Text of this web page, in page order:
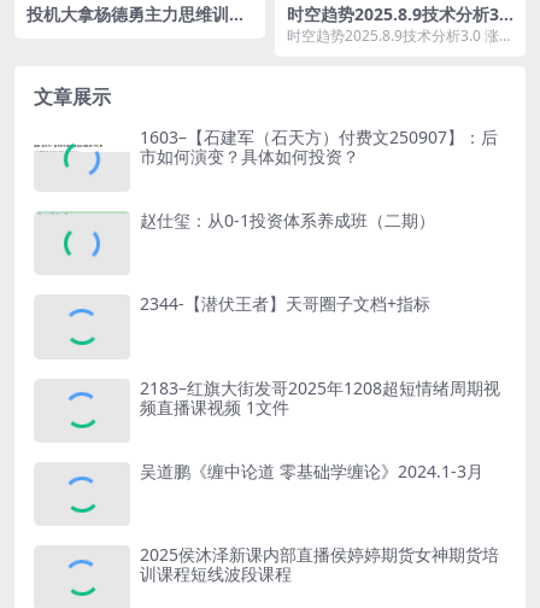
投机大拿杨德勇主力思维训练
时空趋势2025.8.9技术分析3.0
涨跌幅限制公式编写 1视频
时空趋势2025.8.9技术分析3.0 涨跌
文章展示
1603–【石建军（石天方）付费文250907】：后
市如何演变？具体如何投资？
赵仕玺：从0-1投资体系养成班（二期）
2344-【潜伏王者】天哥圈子文档+指标
2183–红旗大街发哥2025年1208超短情绪周期视
频直播课视频 1文件
吴道鹏《缠中论道 零基础学缠论》2024.1-3月
2025侯沐泽新课内部直播侯婷婷期货女神期货培
训课程短线波段课程